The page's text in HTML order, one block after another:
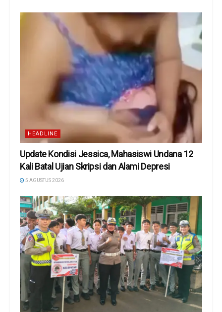
HEADLINE
Update Kondisi Jessica, Mahasiswi Undana 12
Kali Batal Ujian Skripsi dan Alami Depresi
5 AGUSTUS 2026